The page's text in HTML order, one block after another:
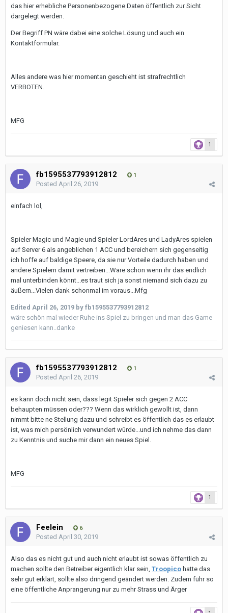
das hier erhebliche Personenbezogene Daten öffentlich zur Sicht
dargelegt werden.
Der Begriff PN wäre dabei eine solche Lösung und auch ein
Kontaktformular.
Alles andere was hier momentan geschieht ist strafrechtlich
VERBOTEN.
MFG
1
fb1595537793912812 1
Posted April 26, 2019
einfach lol,
Spieler Magic und Magie und Spieler LordAres und LadyAres spielen
auf Server 6 als angeblichen 1 ACC und bereichern sich gegenseitig
ich hoffe auf baldige Speere, da sie nur Vorteile dadurch haben und
andere Spielern damit vertreiben...Wäre schön wenn ihr das endlich
mal unterbinden könnt...es traut sich ja sonst niemand sich dazu zu
äußern...Vielen dank schonmal im voraus...Mfg
Edited April 26, 2019 by fb1595537793912812
wäre schön mal wieder Ruhe ins Spiel zu bringen und man das Game
geniesen kann..danke
fb1595537793912812 1
Posted April 26, 2019
es kann doch nicht sein, dass legit Spieler sich gegen 2 ACC
behaupten müssen oder??? Wenn das wirklich gewollt ist, dann
nimmt bitte ne Stellung dazu und schreibt es öffentlich das es erlaubt
ist, was mich persönlich verwundert würde...und ich nehme das dann
zu Kenntnis und suche mir dann ein neues Spiel.
MFG
1
Feelein 6
Posted April 30, 2019
Also das es nicht gut und auch nicht erlaubt ist sowas öffentlich zu
machen sollte den Betreiber eigentlich klar sein, Troopico hatte das
sehr gut erklärt, sollte also dringend geändert werden. Zudem führ so
eine öffentliche Anprangerung nur zu mehr Strass und Ärger